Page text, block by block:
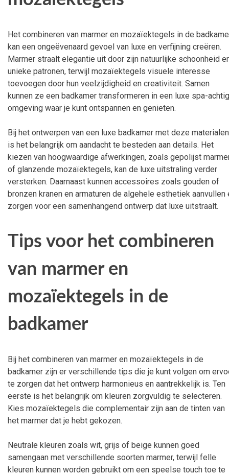
Het combineren van marmer en mozaïektegels in de
kan een ongeëvenaard gevoel van luxe en verfijning creëren.
Marmer straalt elegantie uit door zijn natuurlijke schoonheid
unieke patronen, terwijl mozaïektegels visuele interesse
toevoegen door hun veelzijdigheid en creativiteit. Samen
kunnen ze een badkamer transformeren in een luxe spa-
omgeving waar je kunt ontspannen en genieten.
Bij het ontwerpen van een luxe badkamer met deze materialen
is het belangrijk om aandacht te besteden aan details. Het
kiezen van hoogwaardige afwerkingen, zoals gepolijst
of glanzende mozaïektegels, kan de luxe uitstraling verder
versterken. Daarnaast kunnen accessoires zoals gouden of
bronzen kranen en armaturen de algehele esthetiek aanvullen
zorgen voor een samenhangend ontwerp dat luxe uitstraalt.
Tips voor het combineren
van marmer en
mozaïektegels in de
badkamer
Bij het combineren van marmer en mozaïektegels in de
badkamer zijn er verschillende tips die je kunt volgen om
te zorgen dat het ontwerp harmonieus en aantrekkelijk is. Ten
eerste is het belangrijk om kleuren zorgvuldig te selecteren.
Kies mozaïektegels die complementair zijn aan de tinten van
het marmer dat je hebt gekozen.
Neutrale kleuren zoals wit, grijs of beige kunnen goed
samengaan met verschillende soorten marmer, terwijl felle
kleuren kunnen worden gebruikt om een speelse touch toe te